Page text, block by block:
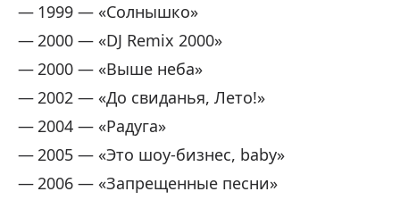
1999 — «Солнышко»
2000 — «DJ Remix 2000»
2000 — «Выше неба»
2002 — «До свиданья, Лето!»
2004 — «Радуга»
2005 — «Это шоу-бизнес, baby»
2006 — «Запрещенные песни»